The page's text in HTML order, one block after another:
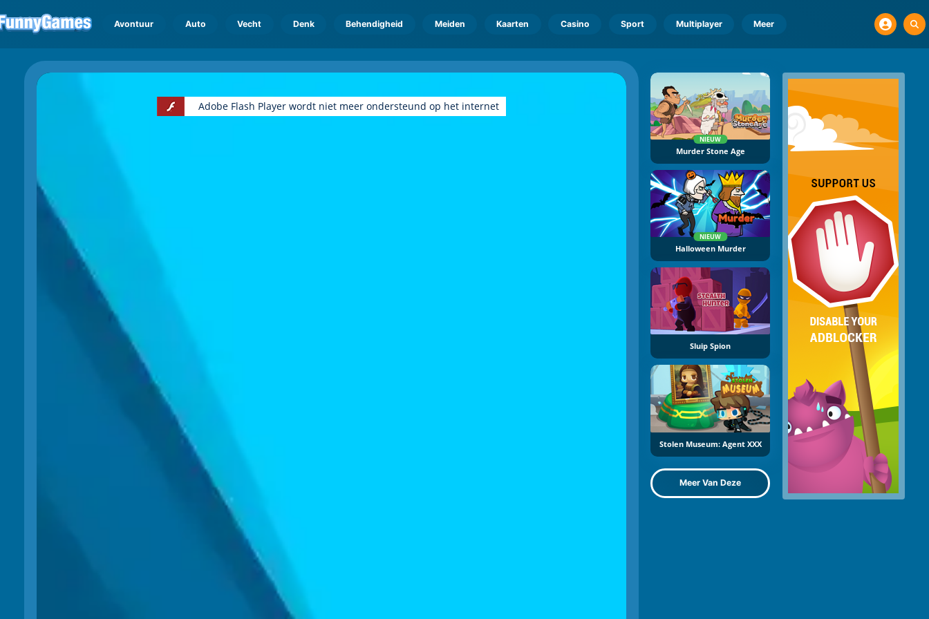
Avontuur Auto Vecht Denk Behendigheid Meiden Kaarten Casino Sport Multiplayer Meer
Adobe Flash Player wordt niet meer ondersteund op het internet
NIEUW
Murder Stone Age
NIEUW
Halloween Murder
Sluip Spion
Stolen Museum: Agent XXX
Meer Van Deze